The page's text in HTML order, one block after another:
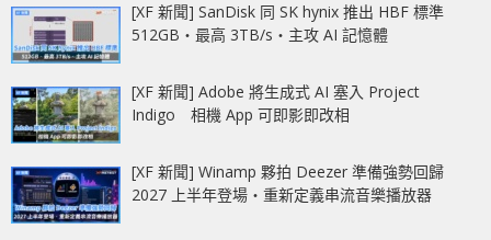
[XF 新聞] SanDisk 同 SK hynix 推出 HBF 標準
512GB‧最高 3TB/s‧主攻 AI 記憶體
[XF 新聞] Adobe 將生成式 AI 塞入 Project
Indigo 相機 App 可即影即改相
[XF 新聞] Winamp 夥拍 Deezer 準備強勢回歸
2027 上半年登場‧重新定義串流音樂播放器